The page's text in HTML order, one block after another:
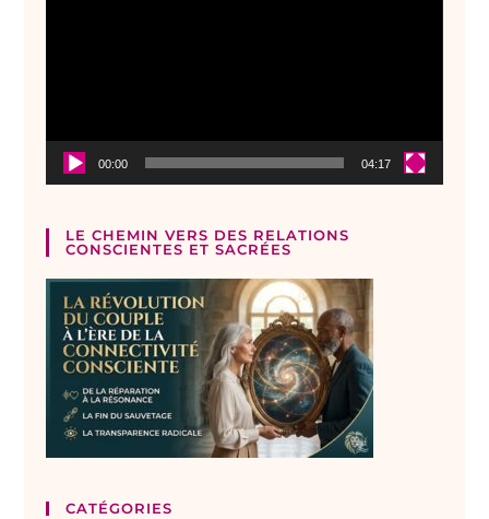
00:00 04:17
LE CHEMIN VERS DES RELATIONS
CONSCIENTES ET SACRÉES
CATÉGORIES